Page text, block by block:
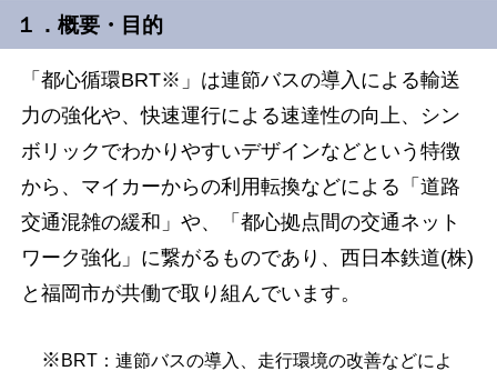
１．概要・目的
「都心循環BRT※」は連節バスの導入による輸送
力の強化や、快速運行による速達性の向上、シン
ボリックでわかりやすいデザインなどという特徴
から、マイカーからの利用転換などによる「道路
交通混雑の緩和」や、「都心拠点間の交通ネット
ワーク強化」に繋がるものであり、西日本鉄道(株)
と福岡市が共働で取り組んでいます。
※ BRT：連節バスの導入、走行環境の改善などによ